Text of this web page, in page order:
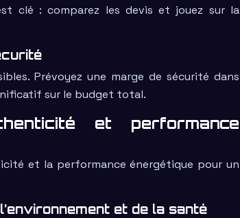
clé : comparez les devis et jouez sur la
Prévoyez une marge de sécurité dans
sur le budget total.
et performance
et la performance énergétique pour un
et de la santé